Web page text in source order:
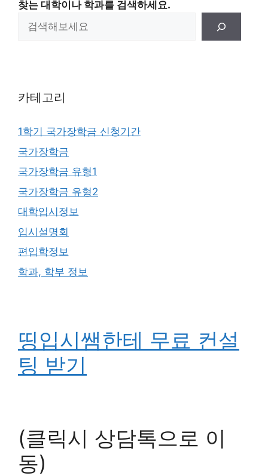
찾는 대학이나 학과를 검색하세요.
카테고리
1학기 국가장학금 신청기간
국가장학금
국가장학금 유형1
국가장학금 유형2
대학입시정보
입시설명회
편입학정보
학과, 학부 정보
띵입시쌤한테 무료 컨설
팅 받기
(클릭시 상담톡으로 이
동)